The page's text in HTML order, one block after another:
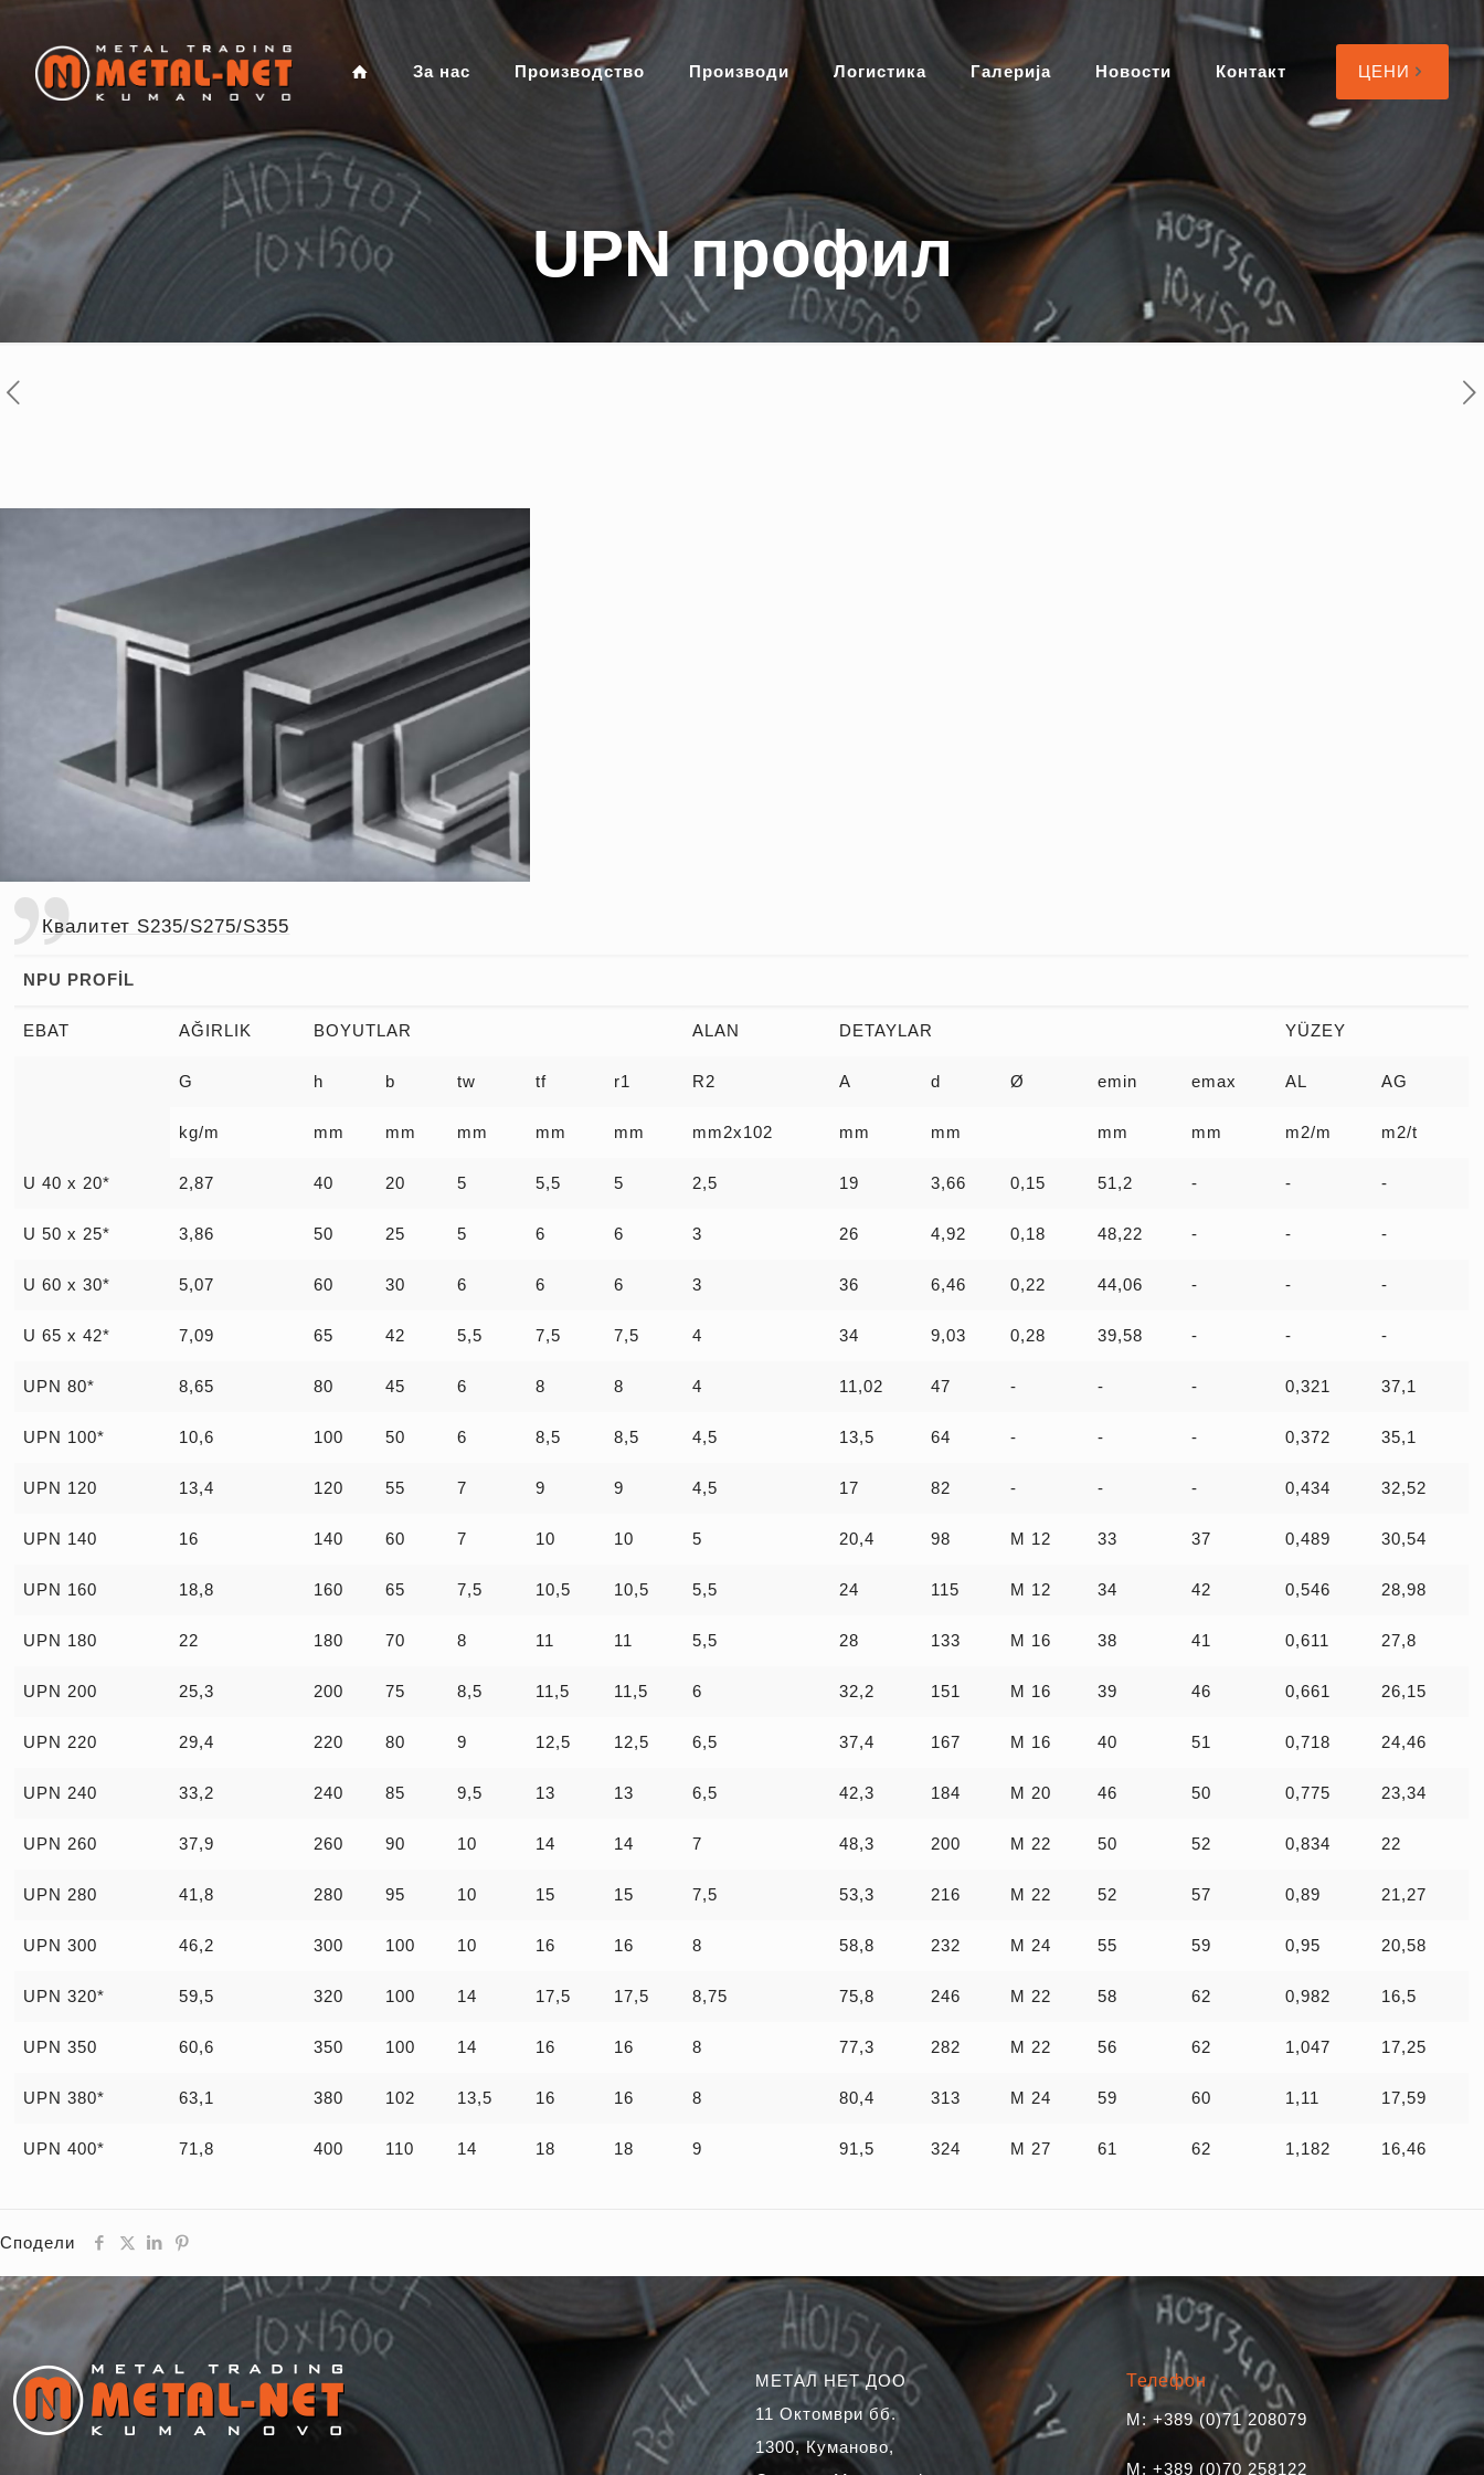
За нас Производство Производи Логистика Галерија Новости Контакт ЦЕНИ
UPN профил
Квалитет S235/S275/S355
NPU PROFİL
EBAT AĞIRLIK BOYUTLAR ALAN DETAYLAR YÜZEY
G h b tw tf r1 R2 A d Ø emin emax AL AG
kg/m mm mm mm mm mm mm2x102 mm mm mm mm m2/m m2/t
U 40 x 20* 2,87 40 20 5 5,5 5 2,5 19 3,66 0,15 51,2 - - -
U 50 x 25* 3,86 50 25 5 6 6 3 26 4,92 0,18 48,22 - - -
U 60 x 30* 5,07 60 30 6 6 6 3 36 6,46 0,22 44,06 - - -
U 65 x 42* 7,09 65 42 5,5 7,5 7,5 4 34 9,03 0,28 39,58 - - -
UPN 80* 8,65 80 45 6 8 8 4 11,02 47 - - - 0,321 37,1
UPN 100* 10,6 100 50 6 8,5 8,5 4,5 13,5 64 - - - 0,372 35,1
UPN 120 13,4 120 55 7 9 9 4,5 17 82 - - - 0,434 32,52
UPN 140 16 140 60 7 10 10 5 20,4 98 M 12 33 37 0,489 30,54
UPN 160 18,8 160 65 7,5 10,5 10,5 5,5 24 115 M 12 34 42 0,546 28,98
UPN 180 22 180 70 8 11 11 5,5 28 133 M 16 38 41 0,611 27,8
UPN 200 25,3 200 75 8,5 11,5 11,5 6 32,2 151 M 16 39 46 0,661 26,15
UPN 220 29,4 220 80 9 12,5 12,5 6,5 37,4 167 M 16 40 51 0,718 24,46
UPN 240 33,2 240 85 9,5 13 13 6,5 42,3 184 M 20 46 50 0,775 23,34
UPN 260 37,9 260 90 10 14 14 7 48,3 200 M 22 50 52 0,834 22
UPN 280 41,8 280 95 10 15 15 7,5 53,3 216 M 22 52 57 0,89 21,27
UPN 300 46,2 300 100 10 16 16 8 58,8 232 M 24 55 59 0,95 20,58
UPN 320* 59,5 320 100 14 17,5 17,5 8,75 75,8 246 M 22 58 62 0,982 16,5
UPN 350 60,6 350 100 14 16 16 8 77,3 282 M 22 56 62 1,047 17,25
UPN 380* 63,1 380 102 13,5 16 16 8 80,4 313 M 24 59 60 1,11 17,59
UPN 400* 71,8 400 110 14 18 18 9 91,5 324 M 27 61 62 1,182 16,46
Сподели
МЕТАЛ НЕТ ДОО
11 Октомври бб.
1300, Куманово,
Телефон
M: +389 (0)71 208079
M: +389 (0)70 258122